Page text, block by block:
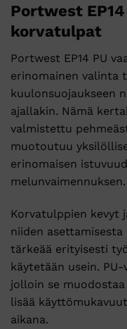
Portwest EP14
korvatulpat
Portwest EP14 PU
erinomainen valinta
kuulonsuojaukseen
ajallakin. Nämä
valmistettu
muotoutuu
erinomaisen
melunvaimennuksen.
Korvatulppien kevyt
niiden asettamisesta
tärkeää erityisesti
käytetään usein. PU-
jolloin se muodostaa
lisää
aikana.